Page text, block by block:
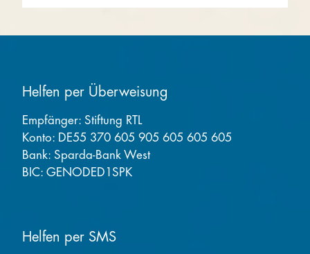
Helfen per Überweisung
Empfänger: Stiftung RTL
Konto: DE55 370 605 905 605 605 605
Bank: Sparda-Bank West
BIC: GENODED1SPK
Helfen per SMS